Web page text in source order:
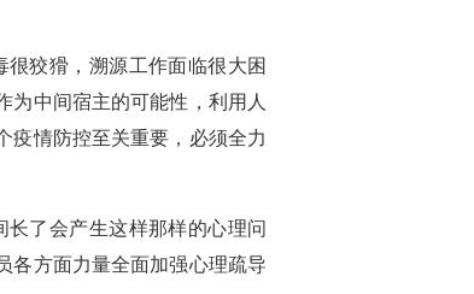
狡猾，溯源工作面临很大困
为中间宿主的可能性，利用人
疫情防控至关重要，必须全力
了会产生这样那样的心理问
各方面力量全面加强心理疏导